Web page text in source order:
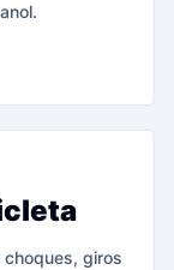
giros